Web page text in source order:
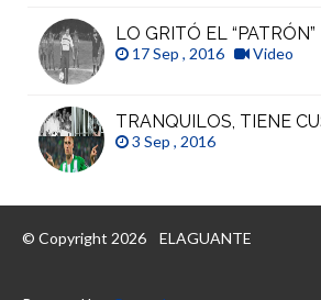
LO GRITÓ EL “PATRÓN”
17 Sep , 2016 Video
TRANQUILOS, TIENE
3 Sep , 2016
© Copyright 2026 ELAGUANTE